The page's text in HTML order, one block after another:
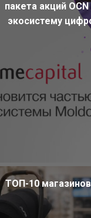
пакета акций
экосистему
ТОП-10